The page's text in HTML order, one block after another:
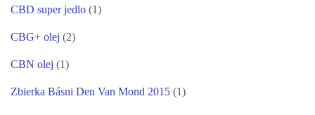
CBD super jedlo (1)
CBG+ olej (2)
CBN olej (1)
Zbierka Básni Den Van Mond 2015 (1)